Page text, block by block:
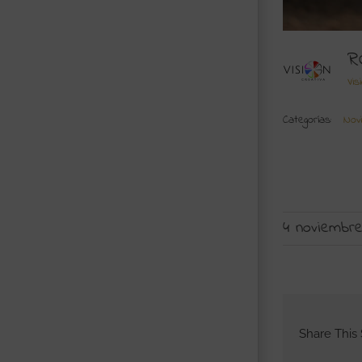
Categorías:
4
Share